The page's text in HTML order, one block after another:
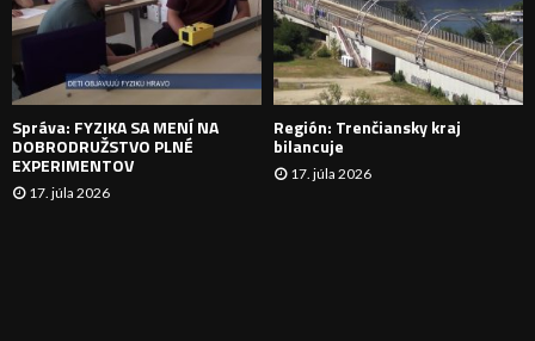
N
I
E
Správa: FYZIKA SA MENÍ NA
DOBRODRUŽSTVO PLNÉ
EXPERIMENTOV
17. júla 2026
Región: Trenčiansky kraj
bilancuje
17. júla 2026